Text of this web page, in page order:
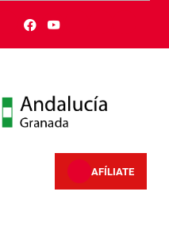
AFÍLIATE